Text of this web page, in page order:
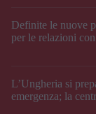
Definite le nuove
per le relazioni
L’Ungheria si
emergenza; la